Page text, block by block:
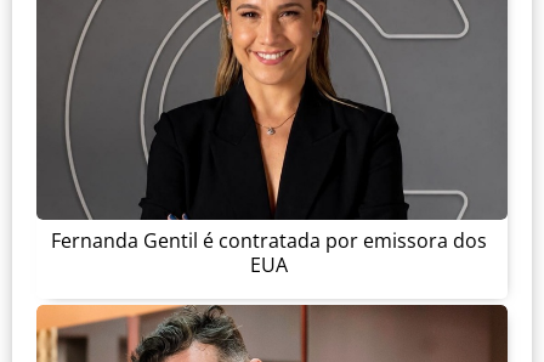
Fernanda Gentil é contratada por emissora dos
EUA